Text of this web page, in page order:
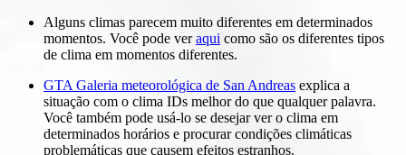
Alguns climas parecem muito diferentes em determinados
momentos. Você pode veraqui como são os diferentes tipos
de clima em momentos diferentes.
GTA Galeria meteorológica de San Andreas explica a
situação com o clima IDs melhor do que qualquer palavra.
Você também pode usá-lo se desejar ver o clima em
determinados horários e procurar condições climáticas
problemáticas que causem efeitos estranhos.